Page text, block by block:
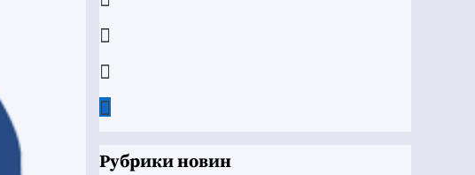
Рубрики новин